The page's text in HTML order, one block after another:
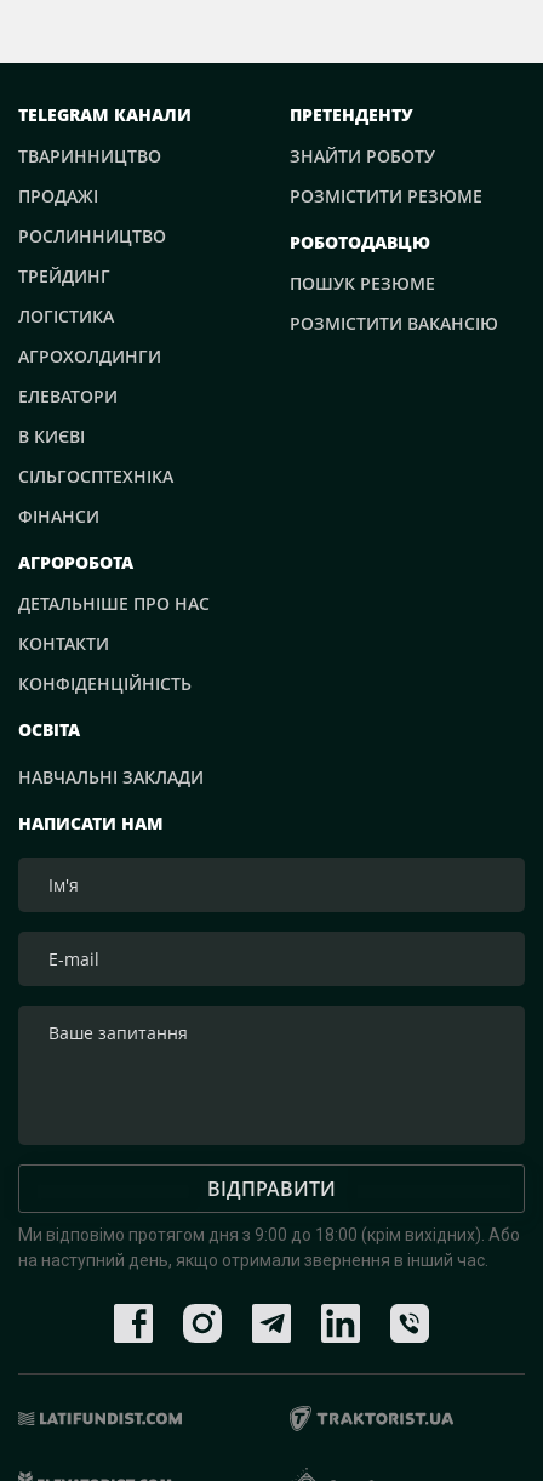
НАПИСАТИ НАМ
ВІДПРАВИТИ
Ми відповімо протягом дня з 9:00 до 18:00 (крім вихідних). Або
на наступний день, якщо отримали звернення в інший час.
TELEGRAM КАНАЛИ
ТВАРИННИЦТВО
ПРОДАЖІ
РОСЛИННИЦТВО
ТРЕЙДИНГ
ЛОГІСТИКА
АГРОХОЛДИНГИ
ЕЛЕВАТОРИ
В КИЄВІ
СІЛЬГОСПТЕХНІКА
ФІНАНСИ
ПРЕТЕНДЕНТУ
ЗНАЙТИ РОБОТУ
РОЗМІСТИТИ РЕЗЮМЕ
РОБОТОДАВЦЮ
ПОШУК РЕЗЮМЕ
РОЗМІСТИТИ ВАКАНСІЮ
АГРОРОБОТА
ДЕТАЛЬНІШЕ ПРО НАС
КОНТАКТИ
КОНФІДЕНЦІЙНІСТЬ
ОСВІТА
НАВЧАЛЬНІ ЗАКЛАДИ